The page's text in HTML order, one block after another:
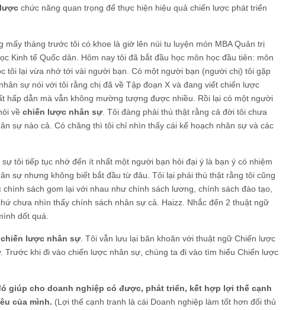
chức năng quan trọng để thực hiện hiệu quả chiến lược phát triển
mấy tháng trước tôi có khoe là giờ lên núi tu luyện món MBA Quản trị
Kinh tế Quốc dân. Hôm nay tôi đã bắt đầu học môn học đầu tiên: môn
tôi lại vừa nhớ tới vài người bạn. Có một người bạn (người chị) tôi gặp
sự nói với tôi rằng chị đã về Tập đoạn X và đang viết chiến lược
hấp dẫn mà vẫn không mường tượng được nhiều. Rồi lại có một người
về chiến lược nhân sự. Tôi đàng phải thú thật rằng cả đời tôi chưa
sự nào cả. Có chăng thì tôi chỉ nhìn thấy cái kế hoạch nhân sự và các
tôi tiếp tục nhớ đến ít nhất một người bạn hỏi đại ý là bạn ý có nhiệm
sự nhưng không biết bắt đầu từ đâu. Tôi lại phải thú thật rằng tôi cũng
sách gom lại với nhau như chính sách lương, chính sách đào tạo,
chưa nhìn thấy chính sách nhân sự cả. Haizz. Nhắc đến 2 thuật ngữ
dốt quá.
chiến lược nhân sự. Tôi vẫn lưu lại băn khoăn với thuật ngữ Chiến lược
Trước khi đi vào chiến lược nhân sự, chúng ta đi vào tìm hiểu Chiến lược
giúp cho doanh nghiệp có được, phát triển, kết hợp lợi thế cạnh
của mình. (Lợi thế cạnh tranh là cái Doanh nghiệp làm tốt hơn đối thủ